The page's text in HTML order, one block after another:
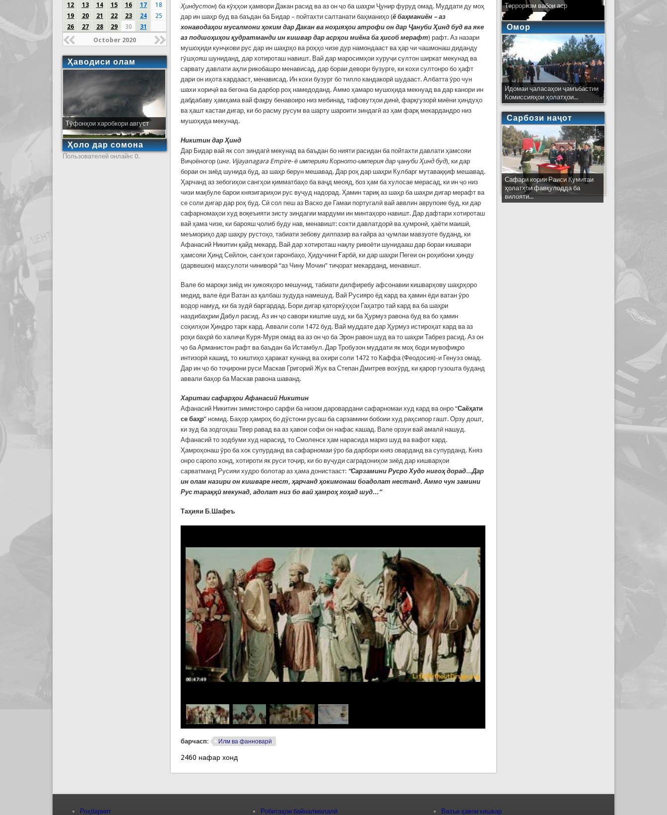
Ҳиндустон) ба кӯҳҳои ҳамвори Дакан расид ва аз он ҷо ба шаҳри Ҷунир фуруд омад. Муддати ду моҳ
дар ин шаҳр буд ва баъдан ба Бидар – пойтахти салтанати баҳманиҳо (ё баҳманиён – аз
хонаводаҳои мусалмони ҳоким дар Дакан ва ноҳияҳои атрофи он дар Ҷануби Ҳинд буд ва яке
аз подшоҳиҳои қудратманди ин кишвар дар асрҳои миёна ба ҳисоб мерафт) рафт. Аз назари
мушоҳиди кунҷкови рус дар ин шаҳрҳо ва роҳҳо чизе дур намондааст ва ҳар чи чашмонаш диданду
гӯшҳояш шуниданд, дар хотироташ навишт. Вай дар маросимҳои хуруҷи султон ширкат мекунад ва
сарвату давлати аҳли рикобашро менависад, дар бораи девори бузурге, ки кохи султонро бо ҳафт
дари он иҳота кардааст, менависад. Ин кохи бузург бо тилло кандакорӣ шудааст. Албатта ӯро чун
шахи хориҷӣ ва бегона ба дарбор роҳ намедоданд. Аммо ҳамаро мушоҳида мекнуад ва дар канори ин
дабдабаву ҳамҳама вай фақру бенавоиро низ мебинад, тафовутҳои динӣ, фарқгузорӣ миёни ҳиндуҳо
ва ҳашт кастаи дигар, ки бо расму русум ва шарту шароити зиндагӣ аз ҳам фарқ мекардандро низ
мушоҳида мекунад.
Никитин дар Ҳинд
Дар Бидар вай як сол зиндагӣ мекунад ва баъдан бо нияти расидан ба пойтахти давлати ҳамсояи
Виҷоёногор (инг. Vijayanagara Empire- ё империяи Корното-империя дар ҷануби Ҳинд буд), ки дар
бораи он зиёд шунида буд, аз шаҳр берун мешавад. Дар роҳ дар шаҳри Кулбарг мутаваққиф мешавад.
Ҳарчанд аз зебогиҳои сангҳои қимматбаҳо ба ваҷд меояд, боз ҳам ба хулосае мерасад, ки ин ҷо низ
чизи мақбуле барои князигариҳои рус вуҷуд надорад. Ҳамин тариқ аз шаҳр ба шаҳри дигар мерафт ва
се соли дигар дар роҳ буд. Сӣ сол пеш аз Васко де Гамаи португалӣ вай аввлин аврупоие буд, ки дар
сафарномаҳои худ воқеъияти зисту зиндагии мардуми ин минтаҳоро навишт. Дар дафтари хотироташ
вай ҳама чизе, ки барояш ҷолиб буду нав, менавишт: сохти давлатдорӣ ва ҳумронӣ, ҳаёти маишӣ,
меъмориҳо дар шаҳру рустоҳо, табиати зебову дилпазир ва ғайра аз ҷумлаи мавзуоте буданд, ки
Афанасий Никитин қайд мекард. Вай дар хотироташ нақлу ривоёти шунидааш дар бораи кишвари
ҳамсояи Ҳинд Сейлон, сангҳои гаронбаҳо, Ҳидучини Ғарбӣ, ки дар шаҳри Пегеи он роҳибони ҳинду
(дарвешон) маҳсулоти чиниворӣ “аз Чину Мочин” тиҷорат мекарданд, менавишт.
Вале бо мароқи зиёд ин ҳикояҳоро мешунид, табиати дилфиребу афсонавии кишварҳову шаҳрҳоро
медид, вале ёди Ватан аз қалбаш зудуда намешуд. Вай Русияро ёд кард ва ҳамин ёди ватан ӯро
водор намуд, ки ба зудӣ баргардад. Бори дигар қаторкӯҳҳои Гаҳатро тай кард ва ба шаҳри
наздибаҳрии Дабул расид. Аз ин ҷо савори киштие шуд, ки ба Ҳурмуз равона буд ва бо ҳамин
соҳилҳои Ҳиндро тарк кард. Аввали соли 1472 буд. Вай муддате дар Ҳурмуз истироҳат кард ва аз
роҳи баҳрӣ бо халиҷи Куря-Муря омад ва аз он ҷо ба Эрон равон шуд ва то шаҳри Табрез расид. Аз он
ҷо ба Арманистон рафт ва баъдан ба Истамбул. Дар Тробузон муддати як моҳ боди мувофиқро
интизорӣ кашид, то киштиҳо ҳаракат кунанд ва охири соли 1472 то Каффа (Феодосия)-и Генуэз омад.
Дар ин ҷо бо тоҷирони руси Маскав Григорий Жук ва Степан Дмитрев вохӯрд, ки қарор гузошта буданд
аввали баҳор ба Маскав равона шаванд.
Харитаи сафарҳои Афанасий Никитин
Афанасий Никитин зимистонро сарфи ба низом даровардани сафарномаи худ кард ва онро “Саёҳати
се баҳр” номид. Баҳор ҳамроҳ бо дӯстони русаш ба сарзамини бобоии худ раҳсипор гашт. Орзу дошт,
ки зуд ба зодгоҳаш Твер равад ва аз ҳавои софи он нафас кашад. Вале орзуи вай амалӣ нашуд.
Афанасий то зодбуми худ нарасид, то Смоленск ҳам нарасида мариз шуд ва вафот кард.
Ҳамроҳонаш ӯро ба хок супурданд ва сафарномаи ӯро ба дарбори княз оварданд ва супурданд. Княз
онро саропо хонд, хотироти як руси тоҷир, ки бо вуҷуди саградониҳои зиёд дар кишварҳои
сарватманд Русияи худро болотар аз ҳама донистааст: “Сарзамини Русро Худо нигоҳ дорад...Дар
ин олам назири он кишваре нест, ҳарчанд ҳокимонаш боадолат нестанд. Аммо чун замини
Рус тараққӣ мекунад, адолат низ бо вай ҳамроҳ хоҳад шуд...”
Таҳияи Б.Шафеъ
барчасп: Илм ва фанноварӣ
2460 нафар хонд
12
13 14 15 16 17
18
19
20 21 22 23 24
25
26
27 28 29 30 31
October 2020
Ҳаводиси олам
Тӯфонҳои харобкори август
Ҳоло дар сомона
Пользователей онлайн: 0.
Терроризм вабои аср
Омор
Идомаи ҷаласаҳои ҷамъбастии
Комиссияҳои ҳолатҳои...
Сарбози наҷот
Сафари кории Раиси Кумитаи
ҳолатҳои фавқулодда ба
вилояти...
Роҳбарият Робитаҳои байналмилалӣ Вазъи ҳавои кишвар